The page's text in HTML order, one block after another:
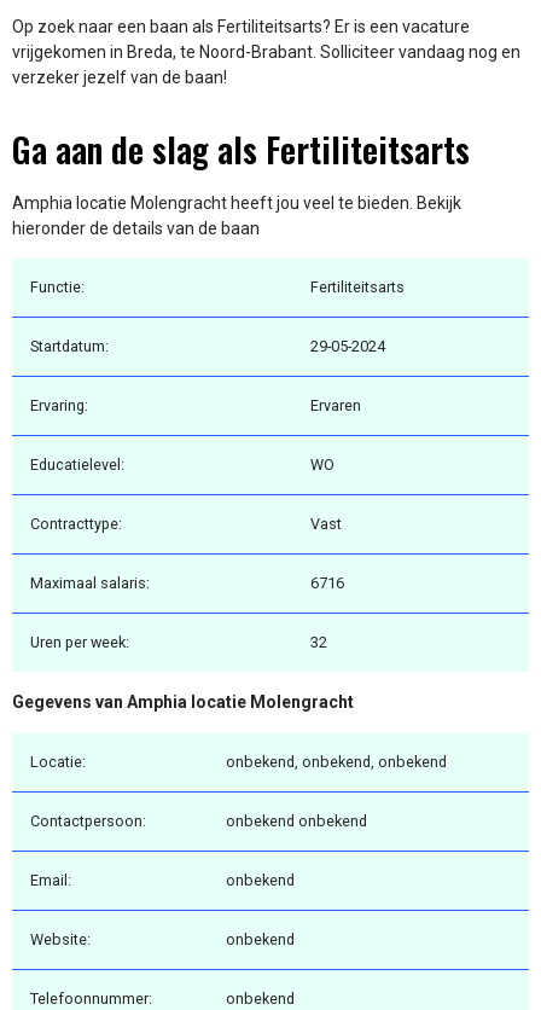
Op zoek naar een baan als Fertiliteitsarts? Er is een vacature
vrijgekomen in Breda, te Noord-Brabant. Solliciteer vandaag nog en
verzeker jezelf van de baan!
Ga aan de slag als Fertiliteitsarts
Amphia locatie Molengracht heeft jou veel te bieden. Bekijk
hieronder de details van de baan
Functie: Fertiliteitsarts
Startdatum: 29-05-2024
Ervaring: Ervaren
Educatielevel: WO
Contracttype: Vast
Maximaal salaris: 6716
Uren per week: 32
Gegevens van Amphia locatie Molengracht
Locatie: onbekend, onbekend, onbekend
Contactpersoon: onbekend onbekend
Email: onbekend
Website: onbekend
Telefoonnummer: onbekend